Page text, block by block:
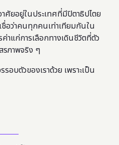
ศัยอยู่ในประเทศที่มีปิตาธิปไตย
อว่าคนทุกคนเท่าเทียมกันใน
แก่การเลือกทางเดินชีวิตที่ตัว
รภาพจริง ๆ
รอบตัวของเราด้วย เพราะเป็น